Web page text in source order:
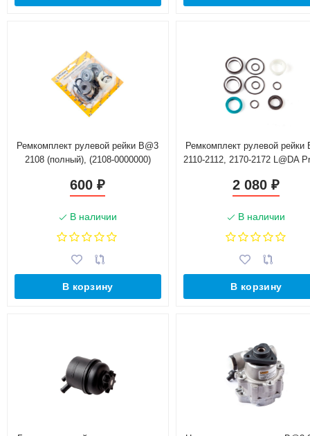
Ремкомплект рулевой рейки B@3
2108 (полный), (2108-0000000)
600₽
В наличии
В корзину
Ремкомплект рулевой рейки
2110-2112, 2170-2172 L@DA
2 080₽
В наличии
В корзину